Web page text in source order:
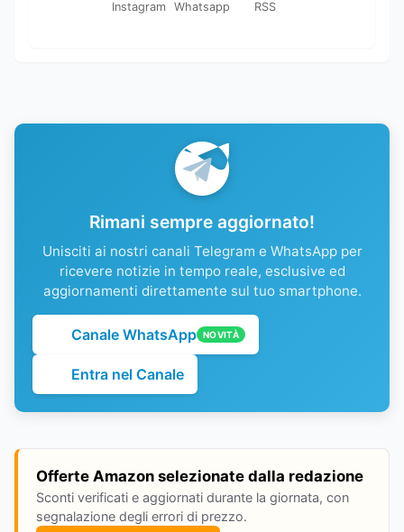
Instagram Whatsapp RSS
Rimani sempre aggiornato!
Unisciti ai nostri canali Telegram e WhatsApp per
ricevere notizie in tempo reale, esclusive ed
aggiornamenti direttamente sul tuo smartphone.
Canale WhatsApp NOVITÀ
Entra nel Canale
Offerte Amazon selezionate dalla redazione
Sconti verificati e aggiornati durante la giornata, con
segnalazione degli errori di prezzo.